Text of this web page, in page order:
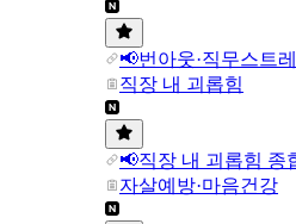
📢번아웃·직무스트
직장 내 괴롭힘
📢직장 내 괴롭힘 종
자살예방·마음건강